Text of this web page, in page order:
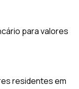
para valores
residentes em